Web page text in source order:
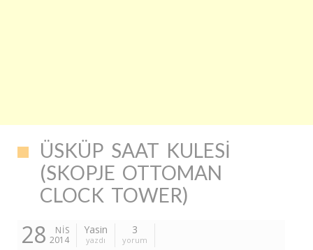
ÜSKÜP SAAT KULESI
(SKOPJE OTTOMAN
CLOCK TOWER)
28
NIS
2014
Yasin
yazdı
3
yorum